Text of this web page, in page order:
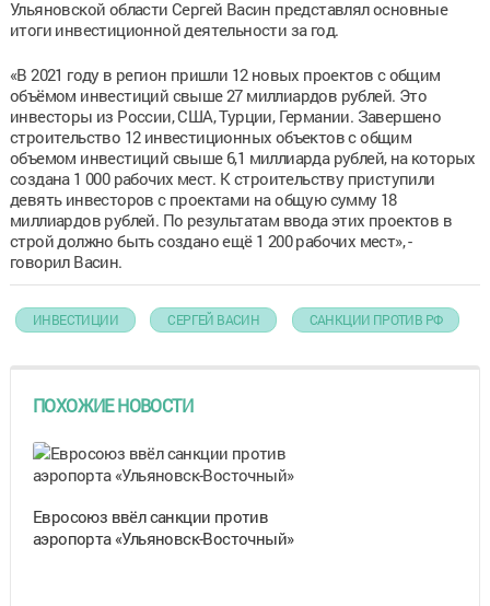
Ульяновской области Сергей Васин представлял основные
итоги инвестиционной деятельности за год.
«В 2021 году в регион пришли 12 новых проектов с общим
объёмом инвестиций свыше 27 миллиардов рублей. Это
инвесторы из России, США, Турции, Германии. Завершено
строительство 12 инвестиционных объектов с общим
объемом инвестиций свыше 6,1 миллиарда рублей, на которых
создана 1 000 рабочих мест. К строительству приступили
девять инвесторов с проектами на общую сумму 18
миллиардов рублей. По результатам ввода этих проектов в
строй должно быть создано ещё 1 200 рабочих мест», -
говорил Васин.
ИНВЕСТИЦИИ СЕРГЕЙ ВАСИН САНКЦИИ ПРОТИВ РФ
ПОХОЖИЕ НОВОСТИ
Евросоюз ввёл санкции против
аэропорта «Ульяновск-Восточный»